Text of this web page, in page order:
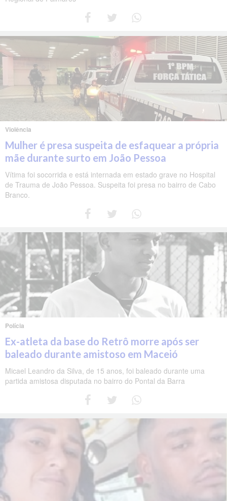
Violência
Mulher é presa suspeita de esfaquear a própria
mãe durante surto em João Pessoa
Vítima foi socorrida e está internada em estado grave no Hospital
de Trauma de João Pessoa. Suspeita foi presa no bairro de Cabo
Branco.
Polícia
Ex-atleta da base do Retrô morre após ser
baleado durante amistoso em Maceió
Micael Leandro da Silva, de 15 anos, foi baleado durante uma
partida amistosa disputada no bairro do Pontal da Barra